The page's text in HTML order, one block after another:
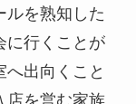
ルを熟知した
に行くことが
出向くこと
店を営む家族